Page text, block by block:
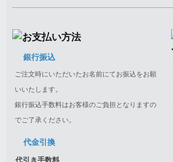
銀行振込
ご注文時にいただいたお名前にてお振込をお願
いいたします。
銀行振込手数料はお客様のご負担となりますの
でご了承ください。
代金引換
代引き手数料